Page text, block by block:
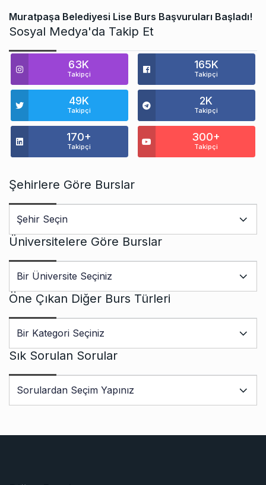
Muratpaşa Belediyesi Lise Burs Başvuruları Başladı!
Sosyal Medya'da Takip Et
63K
Takipçi
165K
Takipçi
49K
Takipçi
2K
Takipçi
170+
Takipçi
300+
Takipçi
Şehirlere Göre Burslar
Üniversitelere Göre Burslar
Öne Çıkan Diğer Burs Türleri
Sık Sorulan Sorular